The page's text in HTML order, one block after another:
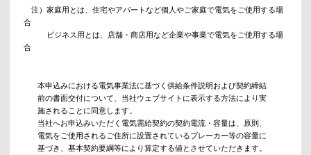
注）家庭用とは、住宅やアパートなど個人やご家庭で電気をご使用する場
合
ビジネス用とは、店舗・商店用など企業や事業で電気をご使用する場
合
本申込みにおける電気事業法に基づく供給条件説明および契約締結
前の書面交付について、当社ウェブサイトに表示する方法により実
施されることに同意します。
当社へお申込みいただく電気需給契約の契約電流・容量は、原則、
電気をご使用されるご住所に設置されているブレーカー等の容量に
基づき、基本契約要綱等により算定する値とさせていただきます。